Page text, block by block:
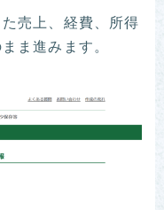
売上、経費、所得
ま進みます。